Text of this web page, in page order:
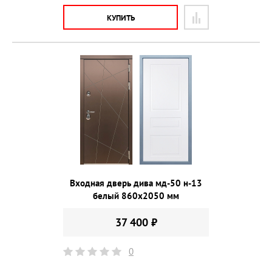
КУПИТЬ
Входная дверь дива мд-50 н-13
белый 860х2050 мм
37 400 ₽
0